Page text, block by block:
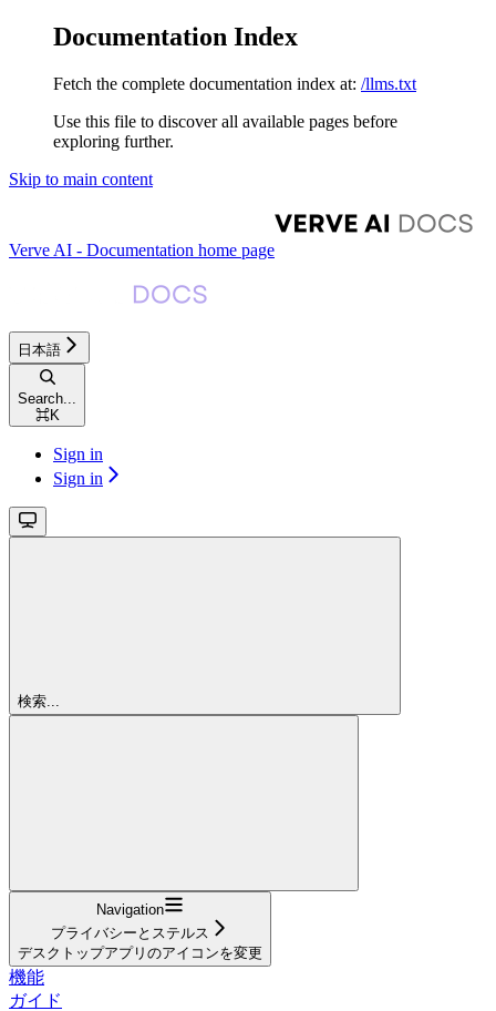
Documentation Index
Fetch the complete documentation index at: /llms.txt
Use this file to discover all available pages before
exploring further.
Skip to main content
Verve AI - Documentation home page
日本語
Search...
⌘K
Sign in
Sign in
検索...
Navigation
プライバシーとステルス
デスクトップアプリのアイコンを変更
機能
ガイド